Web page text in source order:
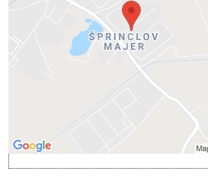
Prajete si načítať externý obsah?
Povoliť tentokrát
Povoliť a zapamätať - súhlas s druhom
cookie: Funkčné
Otvoriť obsah v novom okne